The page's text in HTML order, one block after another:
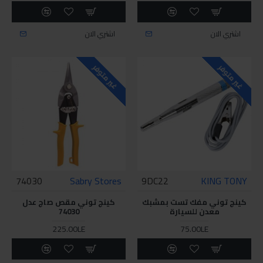
اشتري الان اشتري الان
غير متوفر
KING TONY
9DC22
كينج توني مفك تست بمشبك
معدن للسيارة
75.00LE
غير متوفر
Sabry Stores
74030
كينج توني مقص صاج عدل
74030
225.00LE